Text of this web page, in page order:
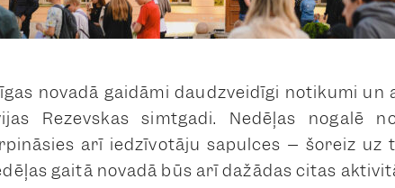
novadā gaidāmi daudzveidīgi notikumi un
Rezevskas simtgadi. Nedēļas nogalē
arī iedzīvotāju sapulces – šoreiz uz
gaitā novadā būs arī dažādas citas